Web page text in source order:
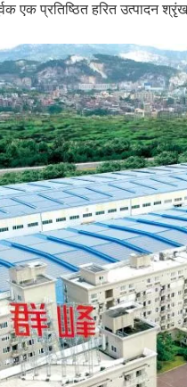
प्रतिष्ठित हरित उत्पादन